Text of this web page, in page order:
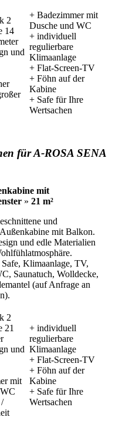
2
14
und
+ Badezimmer mit
Dusche und WC
+ individuell
regulierbare
Klimaanlage
+ Flat-Screen-TV
+ Föhn auf der
Kabine
+ Safe für Ihre
Wertsachen
für A-ROSA SENA
mit
» 21 m²
und
mit Balkon.
und edle Materialien
Klimaanlage, TV,
Saunatuch, Wolldecke,
(auf Anfrage an
2
21
und
mit
+ individuell
regulierbare
Klimaanlage
+ Flat-Screen-TV
+ Föhn auf der
Kabine
+ Safe für Ihre
Wertsachen